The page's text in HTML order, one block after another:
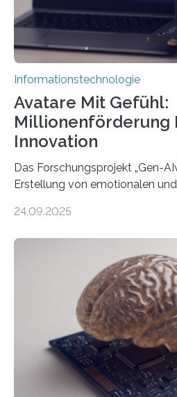
Informationstechnologie
Avatare Mit Gefühl:
Millionenförderung
Innovation
Das Forschungsprojekt „Gen-
Erstellung von emotionalen
Förderung in Höhe von rund 2
der MindPort GmbH eine
Lösung zur Erzeugung von
Avatare. Gen-AIvatar
kosteneffiziente Methoden, um
erstellen. „Besonders wichtig
Animation, bei der Stimme,
und Mimik im Einklang sind…
24.09.2025